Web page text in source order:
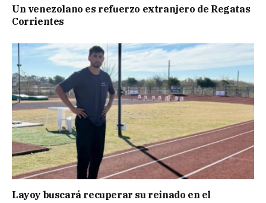
Un venezolano es refuerzo extranjero de Regatas
Corrientes
Layoy buscará recuperar su reinado en el